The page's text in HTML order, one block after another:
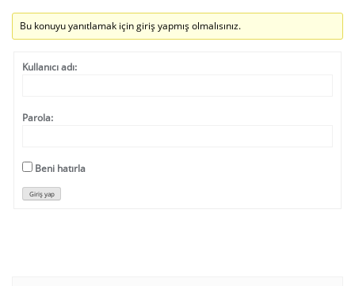
Bu konuyu yanıtlamak için giriş yapmış olmalısınız.
Kullanıcı adı:
Parola:
Beni hatırla
Giriş yap